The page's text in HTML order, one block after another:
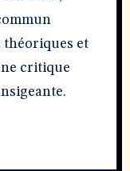
théoriques et
critique